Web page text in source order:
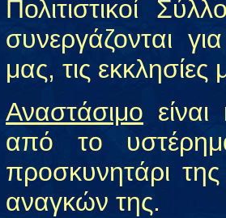
Πολιτιστικοί
συνεργάζονται
μας, τις εκκλησίες
Αναστάσιμο
από το
προσκυνητάρι
αναγκών της.